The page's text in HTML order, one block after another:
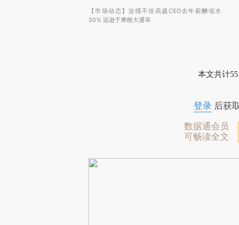
【市场动态】业绩不佳高盛CEO去年薪酬缩水
30% 远逊于摩根大通等
本文共计
登录后获
数据通会员
可畅读全文